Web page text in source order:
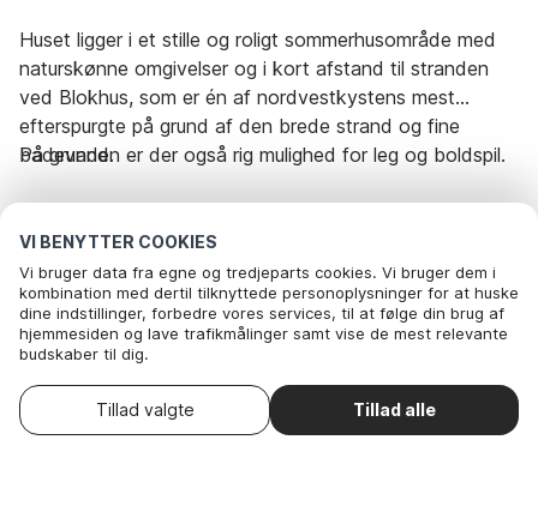
VI BENYTTER COOKIES
Vi bruger data fra egne og tredjeparts cookies. Vi bruger dem i
kombination med dertil tilknyttede personoplysninger for at huske
dine indstillinger, forbedre vores services, til at følge din brug af
hjemmesiden og lave trafikmålinger samt vise de mest relevante
budskaber til dig.
hvilke af vores valgfrie cookies du vil acceptere.
Læs mere om vores cookie- og privatlivspolitik. Du kan
trække dit samtykke tilbageHer.
Tillad alle
Tillad valgte
Huset ligger i et stille og roligt sommerhusområde med
naturskønne omgivelser og i kort afstand til stranden
ved Blokhus, som er én af nordvestkystens mest
efterspurgte på grund af den brede strand og fine
badevand.
På grunden er der også rig mulighed for leg og boldspil.
Rejseperiode og gæster
Dato
Gæster 2 Gæster
Vælg ankomstdato